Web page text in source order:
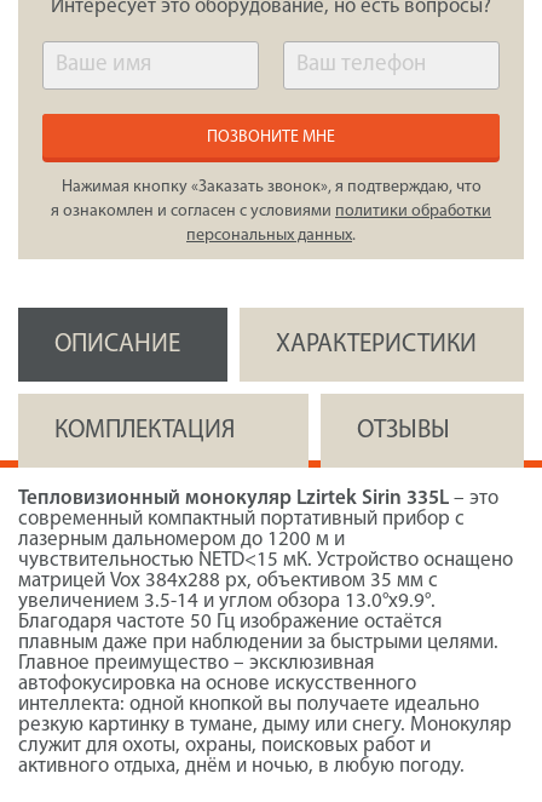
Интересует это оборудование, но есть вопросы?
ПОЗВОНИТЕ МНЕ
Нажимая кнопку «Заказать звонок», я подтверждаю, что
я ознакомлен и согласен с условиями политики обработки
персональных данных.
ОПИСАНИЕ ХАРАКТЕРИСТИКИ
КОМПЛЕКТАЦИЯ ОТЗЫВЫ
Тепловизионный монокуляр Lzirtek Sirin 335L – это
современный компактный портативный прибор с
лазерным дальномером до 1200 м и
чувствительностью NETD<15 мК. Устройство оснащено
матрицей Vox 384х288 px, объективом 35 мм с
увеличением 3.5-14 и углом обзора 13.0°х9.9°.
Благодаря частоте 50 Гц изображение остаётся
плавным даже при наблюдении за быстрыми целями.
Главное преимущество – эксклюзивная
автофокусировка на основе искусственного
интеллекта: одной кнопкой вы получаете идеально
резкую картинку в тумане, дыму или снегу. Монокуляр
служит для охоты, охраны, поисковых работ и
активного отдыха, днём и ночью, в любую погоду.